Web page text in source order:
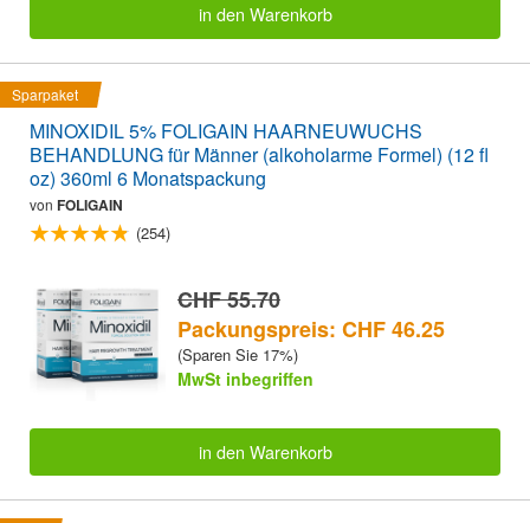
in den Warenkorb
Sparpaket
MINOXIDIL 5% FOLIGAIN HAARNEUWUCHS
BEHANDLUNG für Männer (alkoholarme Formel) (12 fl
oz) 360ml 6 Monatspackung
von FOLIGAIN
(254)
CHF 55.70
Packungspreis: CHF 46.25
(Sparen Sie 17%)
MwSt inbegriffen
in den Warenkorb